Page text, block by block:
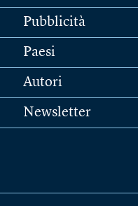
Pubblicità
Paesi
Autori
Newsletter